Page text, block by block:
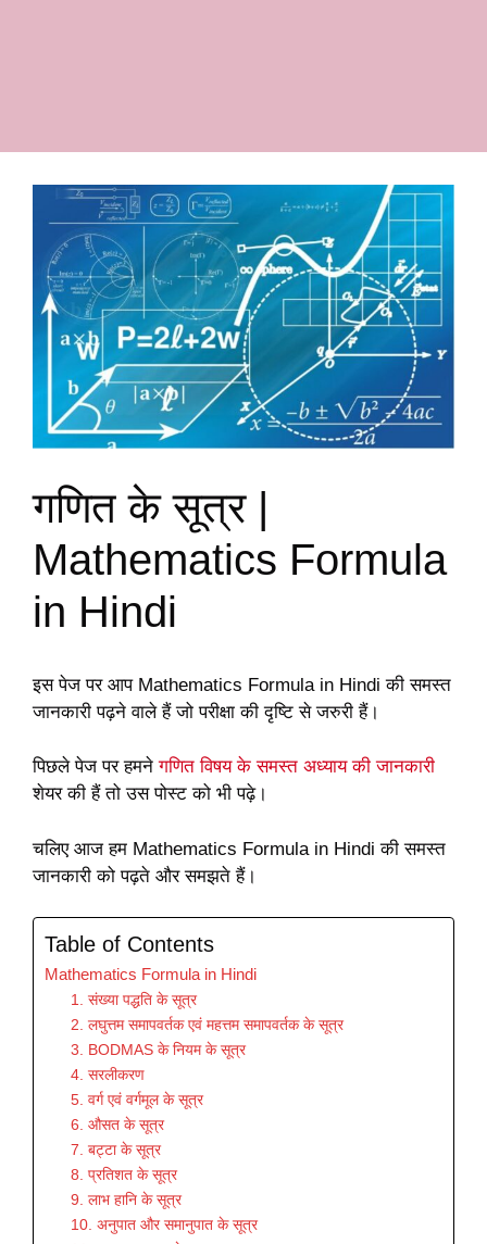
गणित के सूत्र |
Mathematics Formula
in Hindi
इस पेज पर आप Mathematics Formula in Hindi की समस्त
जानकारी पढ़ने वाले हैं जो परीक्षा की दृष्टि से जरुरी हैं।
पिछले पेज पर हमनेगणित विषय के समस्त अध्याय की जानकारी
शेयर की हैं तो उस पोस्ट को भी पढ़े।
चलिए आज हम Mathematics Formula in Hindi की समस्त
जानकारी को पढ़ते और समझते हैं।
Table of Contents
Mathematics Formula in Hindi
1. संख्या पद्धति के सूत्र
2. लघुत्तम समापवर्तक एवं महत्तम समापवर्तक के सूत्र
3. BODMAS के नियम के सूत्र
4. सरलीकरण
5. वर्ग एवं वर्गमूल के सूत्र
6. औसत के सूत्र
7. बट्टा के सूत्र
8. प्रतिशत के सूत्र
9. लाभ हानि के सूत्र
10. अनुपात और समानुपात के सूत्र